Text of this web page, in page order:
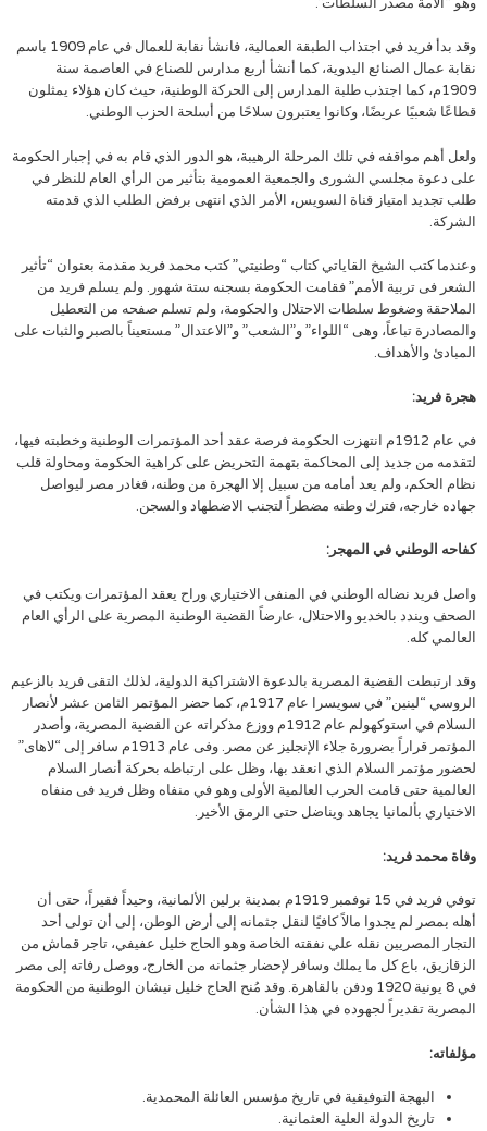
وقد بدأ فريد في اجتذاب الطبقة العمالية، فانشأ نقابة للعمال في عام 1909 باسم
نقابة عمال الصنائع اليدوية، كما أنشأ أربع مدارس للصناع في العاصمة سنة
1909م، كما اجتذب طلبة المدارس إلى الحركة الوطنية، حيث كان هؤلاء يمثلون
قطاعًا شعبيًا عريضًا، وكانوا يعتبرون سلاحًا من أسلحة الحزب الوطني.
ولعل أهم مواقفه في تلك المرحلة الرهيبة، هو الدور الذي قام به في إجبار الحكومة
على دعوة مجلسي الشورى والجمعية العمومية بتأثير من الرأي العام للنظر في
طلب تجديد امتياز قناة السويس، الأمر الذي انتهى برفض الطلب الذي قدمته
الشركة.
وعندما كتب الشيخ القاياتي كتاب “وطنيتي” كتب محمد فريد مقدمة بعنوان “تأثير
الشعر فى تربية الأمم” فقامت الحكومة بسجنه ستة شهور. ولم يسلم فريد من
الملاحقة وضغوط سلطات الاحتلال والحكومة، ولم تسلم صفحه من التعطيل
والمصادرة تباعاً، وهى “اللواء” و”الشعب” و”الاعتدال” مستعيناً بالصبر والثبات على
المبادئ والأهداف.
هجرة فريد:
في عام 1912م انتهزت الحكومة فرصة عقد أحد المؤتمرات الوطنية وخطبته فيها،
لتقدمه من جديد إلى المحاكمة بتهمة التحريض على كراهية الحكومة ومحاولة قلب
نظام الحكم، ولم يعد أمامه من سبيل إلا الهجرة من وطنه، فغادر مصر ليواصل
جهاده خارجه، فترك وطنه مضطراً لتجنب الاضطهاد والسجن.
كفاحه الوطني في المهجر:
واصل فريد نضاله الوطني في المنفى الاختياري وراح يعقد المؤتمرات ويكتب في
الصحف ويندد بالخديو والاحتلال، عارضاً القضية الوطنية المصرية على الرأي العام
العالمي كله.
وقد ارتبطت القضية المصرية بالدعوة الاشتراكية الدولية، لذلك التقى فريد بالزعيم
الروسي “لينين” في سويسرا عام 1917م، كما حضر المؤتمر الثامن عشر لأنصار
السلام في استوكهولم عام 1912م ووزع مذكراته عن القضية المصرية، وأصدر
المؤتمر قراراً بضرورة جلاء الإنجليز عن مصر. وفى عام 1913م سافر إلى “لاهاى”
لحضور مؤتمر السلام الذي انعقد بها، وظل على ارتباطه بحركة أنصار السلام
العالمية حتى قامت الحرب العالمية الأولى وهو في منفاه وظل فريد فى منفاه
الاختياري بألمانيا يجاهد ويناضل حتى الرمق الأخير.
وفاة محمد فريد:
توفي فريد في 15 نوفمبر 1919م بمدينة برلين الألمانية، وحيداً فقيراً، حتى أن
أهله بمصر لم يجدوا مالاً كافيًا لنقل جثمانه إلى أرض الوطن، إلى أن تولى أحد
التجار المصريين نقله علي نفقته الخاصة وهو الحاج خليل عفيفي، تاجر قماش من
الزقازيق، باع كل ما يملك وسافر لإحضار جثمانه من الخارج، ووصل رفاته إلى مصر
في 8 يونية 1920 ودفن بالقاهرة. وقد مُنح الحاج خليل نيشان الوطنية من الحكومة
المصرية تقديراً لجهوده في هذا الشأن.
مؤلفاته:
البهجة التوفيقية في تاريخ مؤسس العائلة المحمدية.
تاريخ الدولة العلية العثمانية.